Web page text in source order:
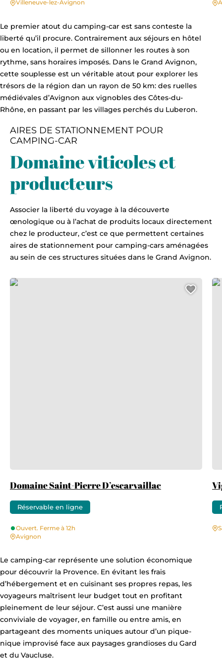
Villeneuve-lez-Avignon
Le premier atout du camping-car est sans conteste la
liberté qu’il procure. Contrairement aux séjours en hôtel
ou en location, il permet de sillonner les routes à son
rythme, sans horaires imposés. Dans le Grand Avignon,
cette souplesse est un véritable atout pour explorer les
trésors de la région dan un rayon de 50 km: des ruelles
médiévales d’Avignon aux vignobles des Côtes-du-
Rhône, en passant par les villages perchés du Luberon.
AIRES DE STATIONNEMENT POUR
CAMPING-CAR
Domaine viticoles et
producteurs
Associer la liberté du voyage à la découverte
œnologique ou à l’achat de produits locaux directement
chez le producteur, c’est ce que permettent certaines
aires de stationnement pour camping-cars aménagées
au sein de ces structures situées dans le Grand Avignon.
Domaine Saint-Pierre D’escarvaillac
Réservable en ligne
Ouvert. Ferme à 12h
Avignon
Domaine Saint-Pierre D’escarvaillac
Le camping-car représente une solution économique
pour découvrir la Provence. En évitant les frais
d’hébergement et en cuisinant ses propres repas, les
voyageurs maîtrisent leur budget tout en profitant
pleinement de leur séjour. C’est aussi une manière
conviviale de voyager, en famille ou entre amis, en
partageant des moments uniques autour d’un pique-
nique improvisé face aux paysages grandioses du Gard
et du Vaucluse.